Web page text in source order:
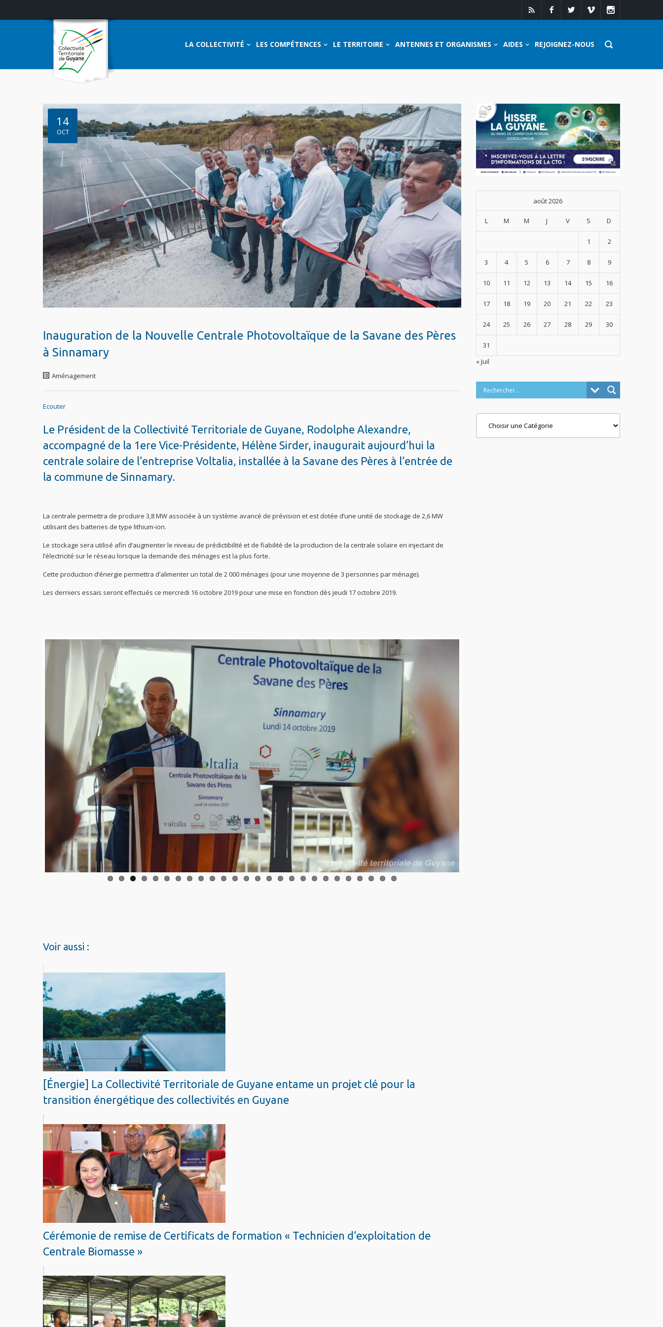
LA COLLECTIVITÉ LES COMPÉTENCES LE TERRITOIRE ANTENNES ET ORGANISMES AIDES REJOIGNEZ-NOUS
14
OCT
Inauguration de la Nouvelle Centrale Photovoltaïque de la Savane des Pères
à Sinnamary
Aménagement
Ecouter
Le Président de la Collectivité Territoriale de Guyane, Rodolphe Alexandre,
accompagné de la 1ere Vice-Présidente, Hélène Sirder, inaugurait aujourd’hui la
centrale solaire de l’entreprise Voltalia, installée à la Savane des Pères à l’entrée de
la commune de Sinnamary.
La centrale permettra de produire 3,8 MW associée à un système avancé de prévision et est dotée d’une unité de stockage de 2,6 MW
utilisant des batteries de type lithium-ion.
Le stockage sera utilisé afin d’augmenter le niveau de prédictibilité et de fiabilité de la production de la centrale solaire en injectant de
l’électricité sur le réseau lorsque la demande des ménages est la plus forte.
Cette production d’énergie permettra d’alimenter un total de 2 000 ménages (pour une moyenne de 3 personnes par ménage).
Les derniers essais seront effectués ce mercredi 16 octobre 2019 pour une mise en fonction dès jeudi 17 octobre 2019.
Voir aussi :
[Énergie] La Collectivité Territoriale de Guyane entame un projet clé pour la
transition énergétique des collectivités en Guyane
Cérémonie de remise de Certificats de formation « Technicien d’exploitation de
Centrale Biomasse »
août 2026
L M M J V S D
1 2
3 4 5 6 7 8 9
10 11 12 13 14 15 16
17 18 19 20 21 22 23
24 25 26 27 28 29 30
31
« Juil